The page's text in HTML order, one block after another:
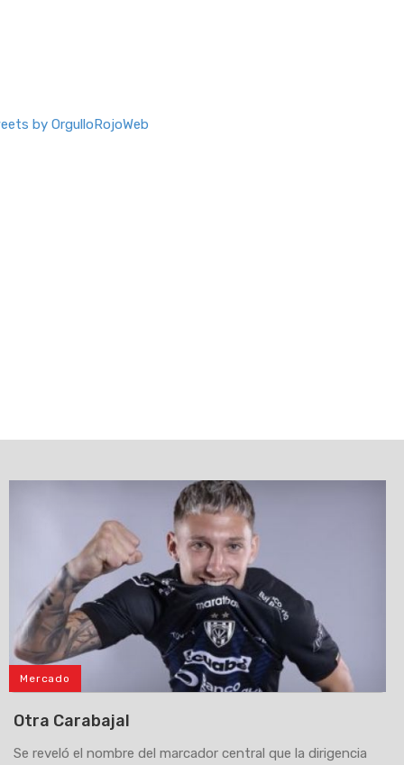
by OrgulloRojoWeb
Mercado
Otra Carabajal
Se reveló el nombre del marcador central que la dirigencia